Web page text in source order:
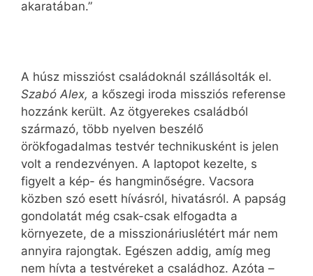
akaratában.”
A húsz misszióst családoknál szállásolták el.
Szabó Alex, a kőszegi iroda missziós referense
hozzánk került. Az ötgyerekes családból
származó, több nyelven beszélő
örökfogadalmas testvér technikusként is jelen
volt a rendezvényen. A laptopot kezelte, s
figyelt a kép- és hangminőségre. Vacsora
közben szó esett hívásról, hivatásról. A papság
gondolatát még csak-csak elfogadta a
környezete, de a misszionáriuslétért már nem
annyira rajongtak. Egészen addig, amíg meg
nem hívta a testvéreket a családhoz. Azóta –